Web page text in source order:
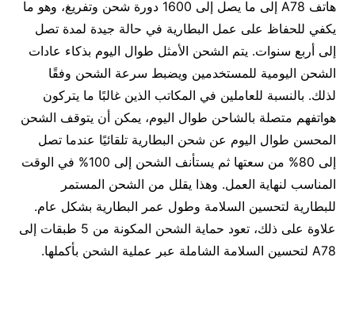
هاتف A78 إلى ما يصل إلى 1600 دورة شحن وتفريغ، وهو ما
يكفي للحفاظ على عمل البطارية في حالة جيدة لمدة تصل
إلى أربع سنوات. يتم الشحن الأمثل طوال اليوم بذكاء عادات
الشحن اليومية للمستخدمين ويضبط سرعة الشحن وفقًا
لذلك. بالنسبة للعاملين في المكاتب الذين غالبًا ما يتركون
هواتفهم متصلة بالشاحن طوال اليوم، يمكن أن يتوقف الشحن
المحسن طوال اليوم عن شحن البطارية تلقائيًا عندما تصل
إلى 80% من سعتها ثم يستأنف الشحن إلى 100% في الوقت
المناسب لنهاية العمل. وهذا يقلل من الشحن المستمر
للبطارية لتحسين السلامة وطول عمر البطارية بشكل عام.
علاوة على ذلك، تعود حماية الشحن المكونة من 5 طبقات إلى
A78 لتحسين السلامة الشاملة عبر عملية الشحن بأكملها.